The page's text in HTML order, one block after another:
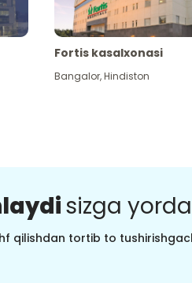
Fortis kasalxonasi
Bangalor,Hindiston
sizga
qilishdan tortib to